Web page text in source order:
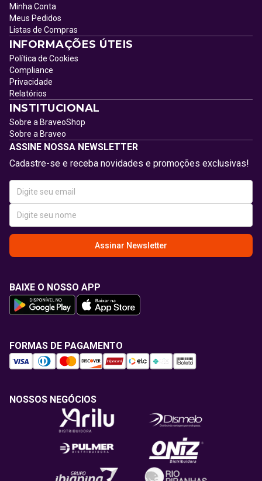
Minha Conta
Meus Pedidos
Listas de Compras
INFORMAÇÕES ÚTEIS
Política de Cookies
Compliance
Privacidade
Relatórios
INSTITUCIONAL
Sobre a BraveoShop
Sobre a Braveo
ASSINE NOSSA NEWSLETTER
Cadastre-se e receba novidades e promoções exclusivas!
Assinar Newsletter
BAIXE O NOSSO APP
FORMAS DE PAGAMENTO
NOSSOS NEGÓCIOS